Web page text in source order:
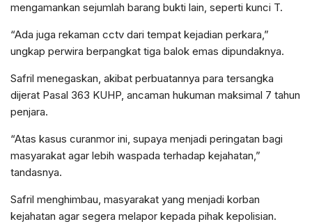
mengamankan sejumlah barang bukti lain, seperti kunci T.
“Ada juga rekaman cctv dari tempat kejadian perkara,”
ungkap perwira berpangkat tiga balok emas dipundaknya.
Safril menegaskan, akibat perbuatannya para tersangka
dijerat Pasal 363 KUHP, ancaman hukuman maksimal 7 tahun
penjara.
“Atas kasus curanmor ini, supaya menjadi peringatan bagi
masyarakat agar lebih waspada terhadap kejahatan,”
tandasnya.
Safril menghimbau, masyarakat yang menjadi korban
kejahatan agar segera melapor kepada pihak kepolisian.